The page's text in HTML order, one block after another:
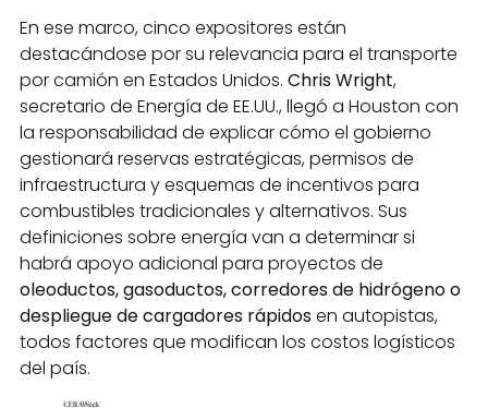
En ese marco, cinco expositores están
destacándose por su relevancia para el transporte
por camión en Estados Unidos. Chris Wright,
secretario de Energía de EE.UU., llegó a Houston con
la responsabilidad de explicar cómo el gobierno
gestionará reservas estratégicas, permisos de
infraestructura y esquemas de incentivos para
combustibles tradicionales y alternativos. Sus
definiciones sobre energía van a determinar si
habrá apoyo adicional para proyectos de
oleoductos, gasoductos, corredores de hidrógeno o
despliegue de cargadores rápidosen autopistas,
todos factores que modifican los costos logísticos
del país.